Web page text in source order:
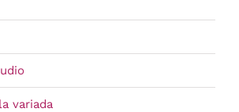
Carrito
variada